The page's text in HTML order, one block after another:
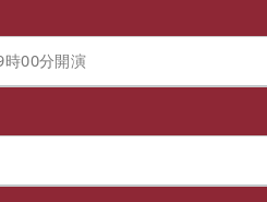
00分開演